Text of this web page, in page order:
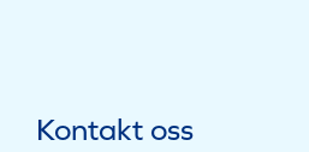
Kontakt oss